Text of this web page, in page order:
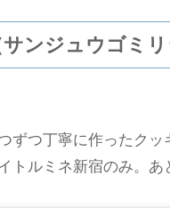
サンジュウゴミ
ずつ丁寧に作ったク
トルミネ新宿のみ。あ